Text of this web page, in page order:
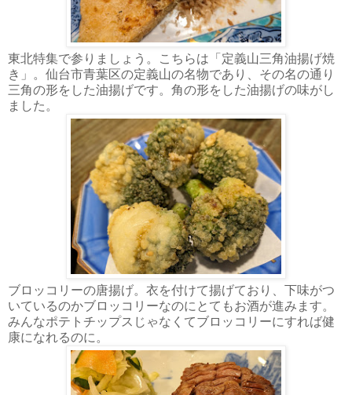
東北特集で参りましょう。こちらは「定義山三角油揚げ焼
き」。仙台市青葉区の定義山の名物であり、その名の通り
三角の形をした油揚げです。角の形をした油揚げの味がし
ました。
ブロッコリーの唐揚げ。衣を付けて揚げており、下味がつ
いているのかブロッコリーなのにとてもお酒が進みます。
みんなポテトチップスじゃなくてブロッコリーにすれば健
康になれるのに。